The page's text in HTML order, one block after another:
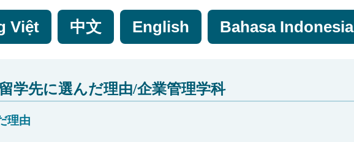
Việt 中文 English Bahasa Indonesia
学先に選んだ理由/企業管理学科
理由